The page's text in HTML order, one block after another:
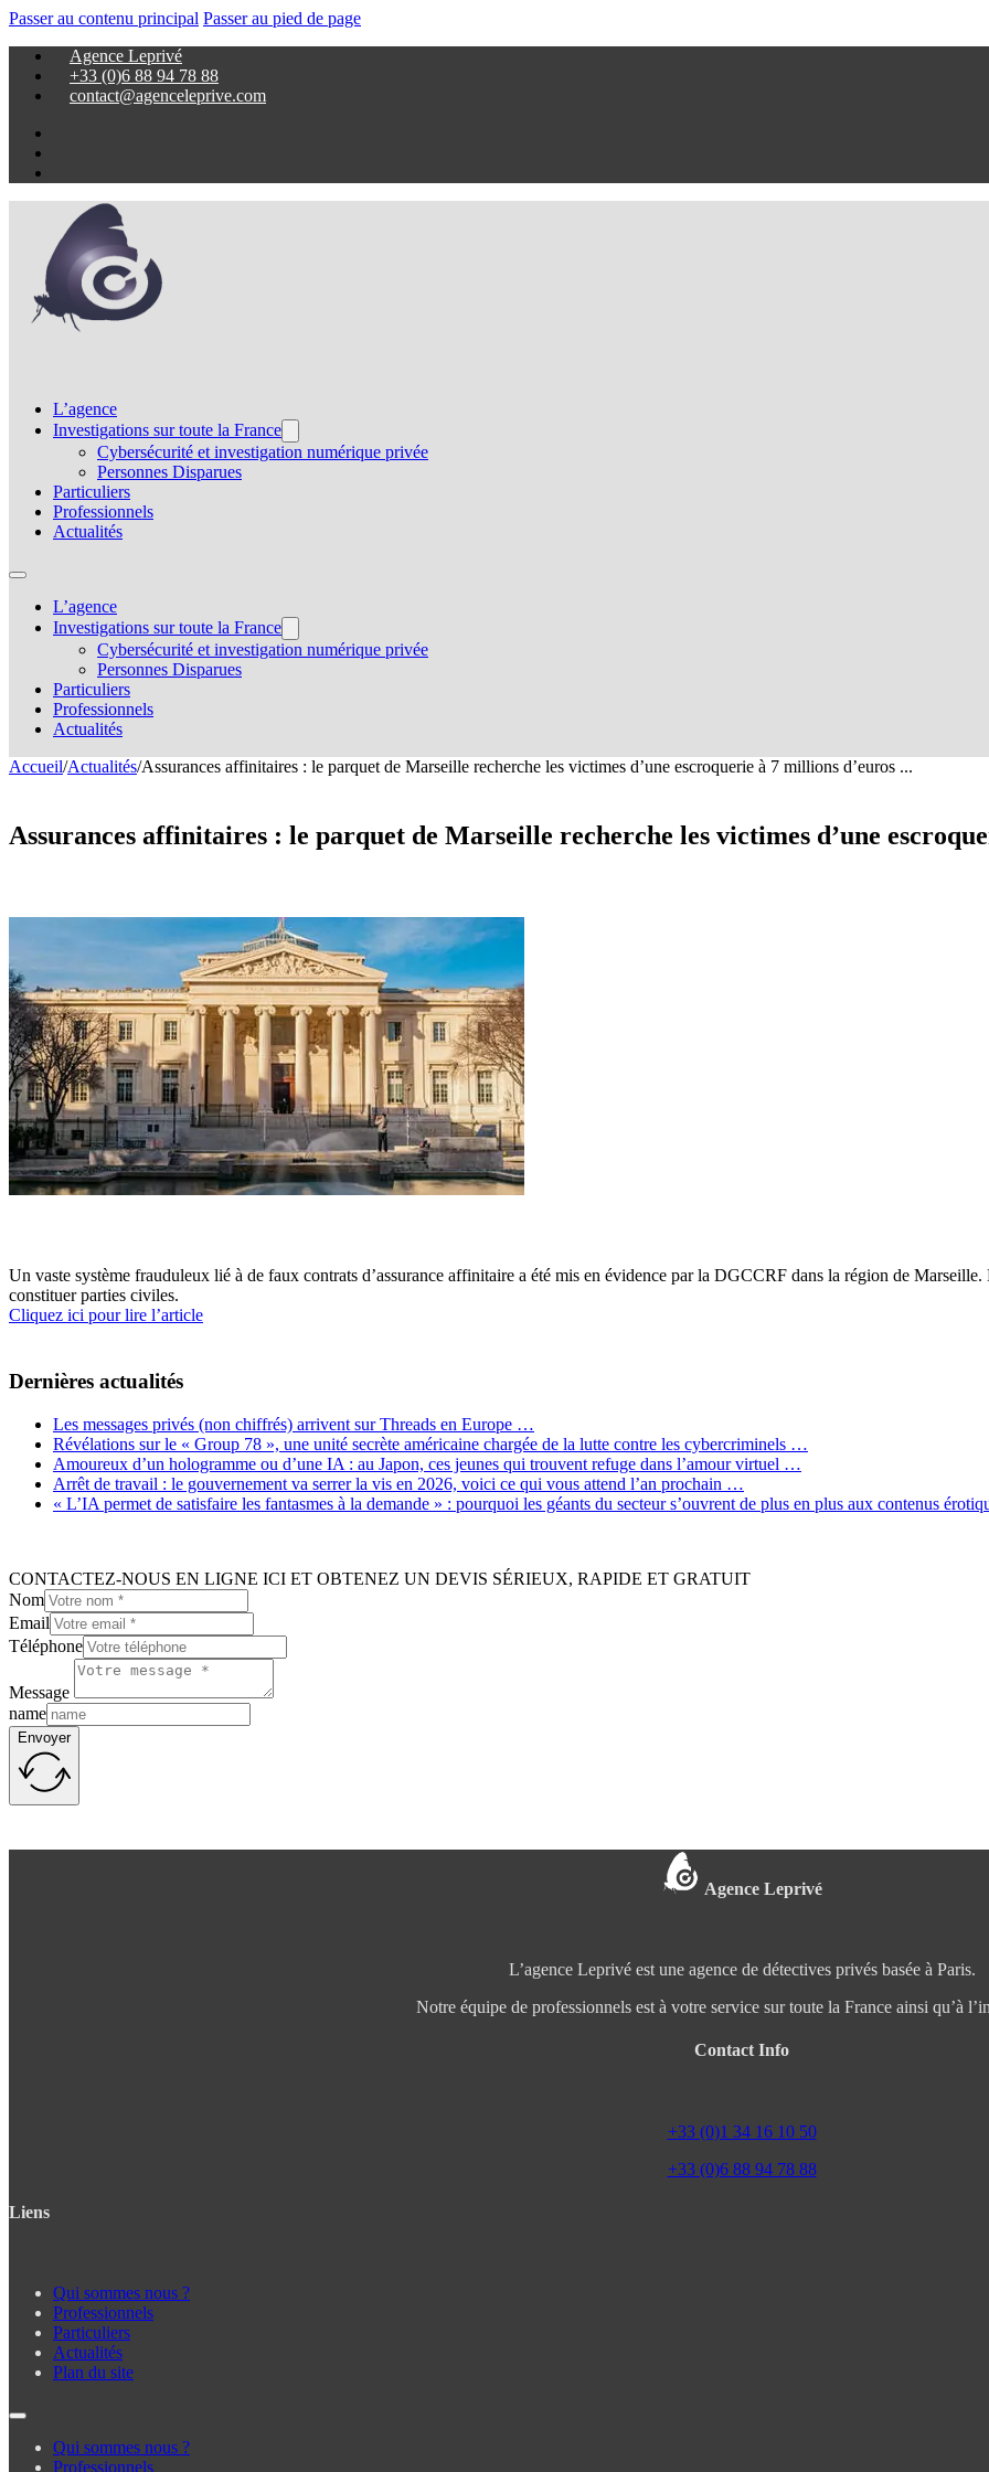
Passer au contenu principal Passer au pied de page
Agence Leprivé
+33 (0)6 88 94 78 88
contact@agenceleprive.com
L’agence
Investigations sur toute la France
Cybersécurité et investigation numérique privée
Personnes Disparues
Particuliers
Professionnels
Actualités
L’agence
Investigations sur toute la France
Cybersécurité et investigation numérique privée
Personnes Disparues
Particuliers
Professionnels
Actualités
Accueil/Actualités/Assurances affinitaires : le parquet de Marseille recherche les victimes d’une escroquerie à 7 millions d’euros ...
Assurances affinitaires : le parquet de Marseille recherche les victimes d’une
Un vaste système frauduleux lié à de faux contrats d’assurance affinitaire a été mis en évidence par la DGCCRF dans la région de
constituer parties civiles.
Cliquez ici pour lire l’article
Dernières actualités
Les messages privés (non chiffrés) arrivent sur Threads en Europe …
Révélations sur le « Group 78 », une unité secrète américaine chargée de la lutte contre les cybercriminels …
Amoureux d’un hologramme ou d’une IA : au Japon, ces jeunes qui trouvent refuge dans l’amour virtuel …
Arrêt de travail : le gouvernement va serrer la vis en 2026, voici ce qui vous attend l’an prochain …
« L’IA permet de satisfaire les fantasmes à la demande » : pourquoi les géants du secteur s’ouvrent de plus en plus aux contenus
CONTACTEZ-NOUS EN LIGNE ICI ET OBTENEZ UN DEVIS SÉRIEUX, RAPIDE ET GRATUIT
Nom
Email
Téléphone
Message
name
Envoyer
Agence Leprivé
L’agence Leprivé est une agence de détectives privés basée à Paris.
Notre équipe de professionnels est à votre service sur toute la France ainsi qu’à
Contact Info
+33 (0)1 34 16 10 50
+33 (0)6 88 94 78 88
Liens
Qui sommes nous ?
Professionnels
Particuliers
Actualités
Plan du site
Qui sommes nous ?
Professionnels